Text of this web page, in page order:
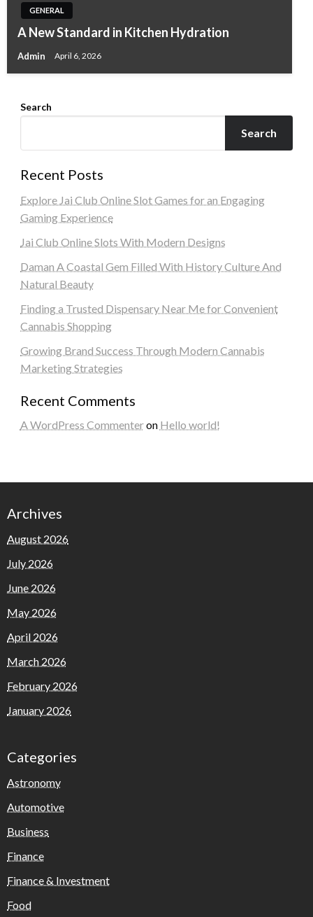
GENERAL
A New Standard in Kitchen Hydration
Admin April 6, 2026
Search
Search
Recent Posts
Explore Jai Club Online Slot Games for an Engaging
Gaming Experience
Jai Club Online Slots With Modern Designs
Daman A Coastal Gem Filled With History Culture And
Natural Beauty
Finding a Trusted Dispensary Near Me for Convenient
Cannabis Shopping
Growing Brand Success Through Modern Cannabis
Marketing Strategies
Recent Comments
A WordPress Commenteron Hello world!
Archives
August 2026
July 2026
June 2026
May 2026
April 2026
March 2026
February 2026
January 2026
Categories
Astronomy
Automotive
Business
Finance
Finance & Investment
Food